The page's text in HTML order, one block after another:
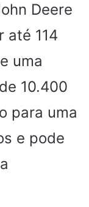
Deere
até 114
uma
10.400
para uma
e pode